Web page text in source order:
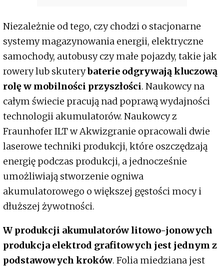
Niezależnie od tego, czy chodzi o stacjonarne
systemy magazynowania energii, elektryczne
samochody, autobusy czy małe pojazdy, takie jak
rowery lub skuterybaterie odgrywają kluczową
rolę w mobilności przyszłości. Naukowcy na
całym świecie pracują nad poprawą wydajności
technologii akumulatorów. Naukowcy z
Fraunhofer ILT w Akwizgranie opracowali dwie
laserowe techniki produkcji, które oszczędzają
energię podczas produkcji, a jednocześnie
umożliwiają stworzenie ogniwa
akumulatorowego o większej gęstości mocy i
dłuższej żywotności.
W produkcji akumulatorów litowo-jonowych
produkcja elektrod grafitowych jest jednym z
podstawowych kroków. Folia miedziana jest